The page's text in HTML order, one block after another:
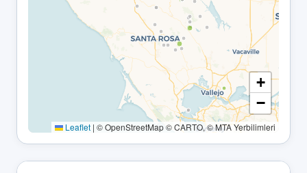
+
−
Leaflet | © OpenStreetMap © CARTO, © MTA Yerbilimleri